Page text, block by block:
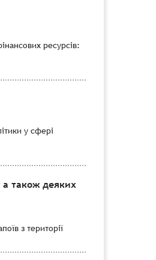
ресурсів:
у сфері
а також деяких
з території